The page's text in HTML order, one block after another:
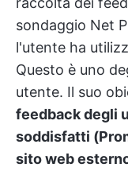
sondaggio Net
l'utente ha
Questo è uno
utente. Il suo
feedback degli
soddisfatti
sito web